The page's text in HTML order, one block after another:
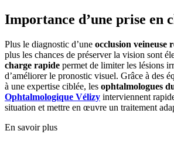
Importance d’une prise en
Plus le diagnostic d’une occlusion veineuse
plus les chances de préserver la vision sont
charge rapide permet de limiter les lésions
d’améliorer le pronostic visuel. Grâce à des
à une expertise ciblée, les ophtalmologues
Ophtalmologique Vélizy interviennent
situation et mettre en œuvre un traitement
En savoir plus